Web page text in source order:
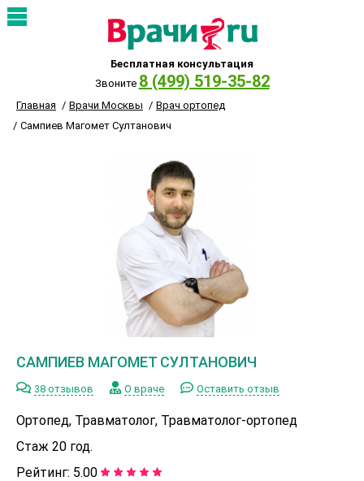
Бесплатная консультация
Звоните 8 (499) 519-35-82
Главная Врачи Москвы
Врач ортопед
Сампиев Магомет Султанович
САМПИЕВ МАГОМЕТ СУЛТАНОВИЧ
38 отзывов О враче Оставить отзыв
Ортопед, Травматолог, Травматолог-ортопед
Стаж 20 год.
Рейтинг: 5.00